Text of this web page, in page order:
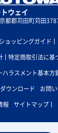
ウェイ
都郡苅田町苅田
ショッピングガイド
特定商取引法に基
ハラスメント基本方
ウンロード
お問
報
サイトマップ